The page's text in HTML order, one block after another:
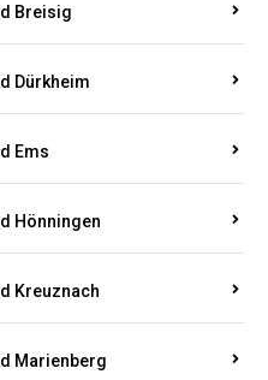
Breisig
Dürkheim
Ems
Hönningen
Kreuznach
Marienberg